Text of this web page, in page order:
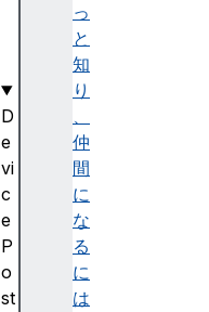
っ
と
知
り
、
仲
間
に
な
る
に
は
D
e
vi
c
e
P
o
st